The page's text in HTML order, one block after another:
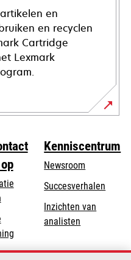
en
en recyclen
Cartridge
Lexmark
opens
in
Kenniscentrum
Newsroom
Succesverhalen
Inzichten van
analisten